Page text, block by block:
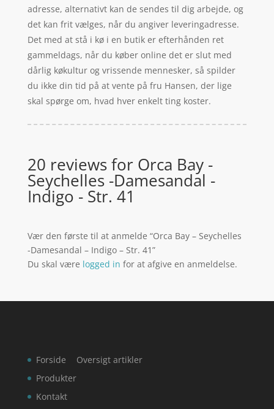
adresse, alternativt kan de sendes til dig arbejde, og
det kan frit vælges, når du angiver leveringadresse.
Det med at stå i kø i en butik er efterhånden ret
gammeldags, når du køber online det er slut med
dårlig køkultur og vrissende mennesker, så spilder
du ikke din tid på at vente på fru Hansen, der lige
skal spørge om, hvad hver enkelt ting koster.
20 reviews for Orca Bay -
Seychelles -Damesandal -
Indigo - Str. 41
Vær den første til at anmelde “Orca Bay – Seychelles
-Damesandal – Indigo – Str. 41”
Du skal være logged in for at afgive en anmeldelse.
Forside
Produkter
Kontakt
Oversigt artikler